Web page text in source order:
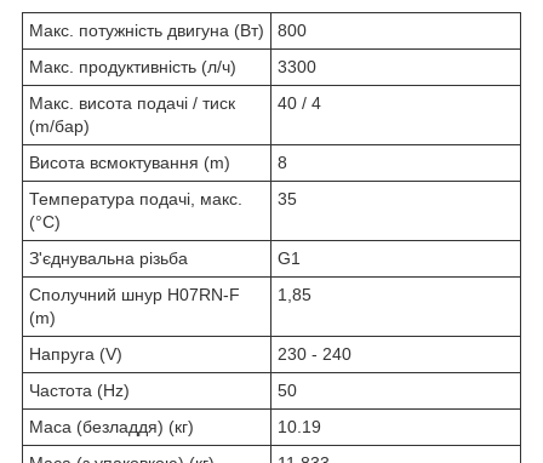
Макс. потужність двигуна (Вт)
800
Макс. продуктивність (л/ч)
3300
Макс. висота подачі / тиск
(m/бар)
40 / 4
Висота всмоктування (m)
8
Температура подачі, макс.
(°C)
35
З'єднувальна різьба
G1
Сполучний шнур H07RN-F
(m)
1,85
Напруга (V)
230 - 240
Частота (Hz)
50
Маса (безладдя) (кг)
10.19